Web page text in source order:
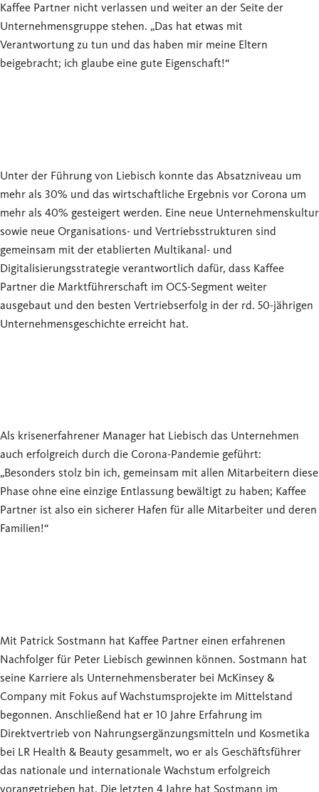
Kaffee Partner nicht verlassen und weiter an der Seite der
Unternehmensgruppe stehen. „Das hat etwas mit
Verantwortung zu tun und das haben mir meine Eltern
beigebracht; ich glaube eine gute Eigenschaft!“
Unter der Führung von Liebisch konnte das Absatzniveau um
mehr als 30% und das wirtschaftliche Ergebnis vor Corona um
mehr als 40% gesteigert werden. Eine neue Unternehmenskultur
sowie neue Organisations- und Vertriebsstrukturen sind
gemeinsam mit der etablierten Multikanal- und
Digitalisierungsstrategie verantwortlich dafür, dass Kaffee
Partner die Marktführerschaft im OCS-Segment weiter
ausgebaut und den besten Vertriebserfolg in der rd. 50-jährigen
Unternehmensgeschichte erreicht hat.
Als krisenerfahrener Manager hat Liebisch das Unternehmen
auch erfolgreich durch die Corona-Pandemie geführt:
„Besonders stolz bin ich, gemeinsam mit allen Mitarbeitern diese
Phase ohne eine einzige Entlassung bewältigt zu haben; Kaffee
Partner ist also ein sicherer Hafen für alle Mitarbeiter und deren
Familien!“
Mit Patrick Sostmann hat Kaffee Partner einen erfahrenen
Nachfolger für Peter Liebisch gewinnen können. Sostmann hat
seine Karriere als Unternehmensberater bei McKinsey &
Company mit Fokus auf Wachstumsprojekte im Mittelstand
begonnen. Anschließend hat er 10 Jahre Erfahrung im
Direktvertrieb von Nahrungsergänzungsmitteln und Kosmetika
bei LR Health & Beauty gesammelt, wo er als Geschäftsführer
das nationale und internationale Wachstum erfolgreich
vorangetrieben hat. Die letzten 4 Jahre hat Sostmann im